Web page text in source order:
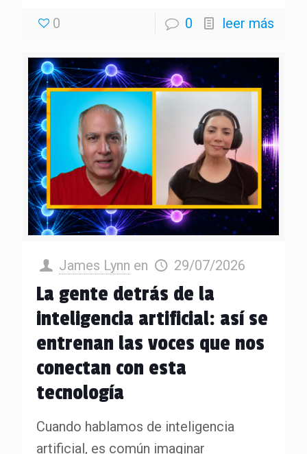
0 0 leer más
James Lynn en 29/07/2026
La gente detrás de la
inteligencia artificial: así se
entrenan las voces que nos
conectan con esta
tecnología
Cuando hablamos de inteligencia
artificial, es común imaginar